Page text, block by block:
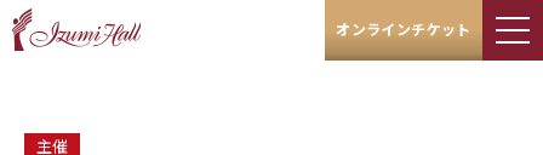
オンラインチケット
主催